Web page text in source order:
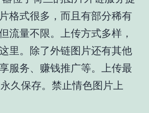
格式很多，而且有部分稀有
流量不限。上传方式多样，
里。除了外链图片还有其他
服务、赚钱推广等。上传最
久保存。禁止情色图片上